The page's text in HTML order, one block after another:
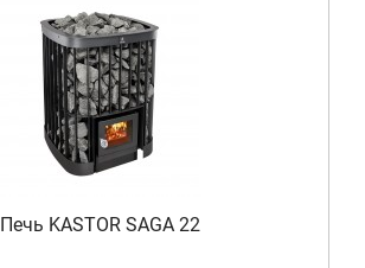
Печь KASTOR SAGA 22